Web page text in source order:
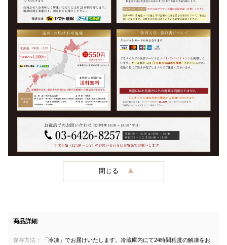
閉じる
商品詳細
保存方法：
「冷凍」でお届けいたします。冷蔵庫内にて24時間程度の解凍をお